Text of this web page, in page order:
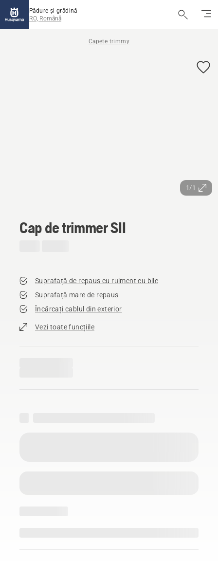
Pădure și grădină
RO, Română
Capete trimmy
1/1
Cap de trimmer SII
Suprafață de repaus cu rulment cu bile
Suprafață mare de repaus
Încărcați cablul din exterior
Vezi toate funcțiile